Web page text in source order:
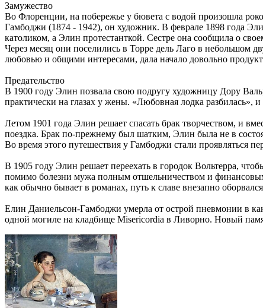
Замужество
Во Флоренции, на побережье у бювета с водой произошла
Гамбоджи (1874 - 1942), он художник. В феврале 1898 года
католиком, а Элин протестанткой. Сестре она сообщила о
Через месяц они поселились в Торре дель Лаго в небольшом
любовью и общими интересами, дала начало довольно
Предательство
В 1900 году Элин позвала свою подругу художницу Дору
практически на глазах у жены. «Любовная лодка разбилась»,
Летом 1901 года Элин решает спасать брак творчеством, и
поездка. Брак по-прежнему был шатким, Элин была не в
Во время этого путешествия у Гамбоджи стали проявляться
В 1905 году Элин решает переехать в городок Вольтерра,
помимо болезни мужа полным отшельничеством и
как обычно бывает в романах, путь к славе внезапно
Елин Даниельсон-Гамбоджи умерла от острой пневмонии в
одной могиле на кладбище Misericordia в Ливорно. Новый